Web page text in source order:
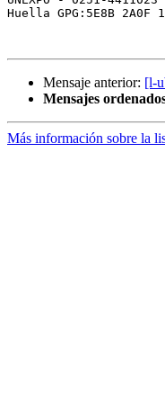
Huella GPG:5E8B 2A0F
Mensaje anterior: [l-
Mensajes
Más información sobre la